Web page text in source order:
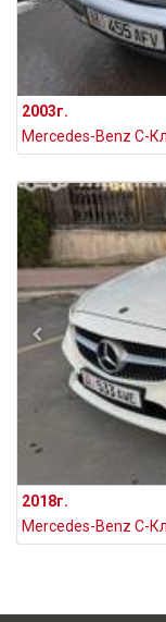
2003г.
Mercedes-Benz C-
2018г.
Mercedes-Benz C-